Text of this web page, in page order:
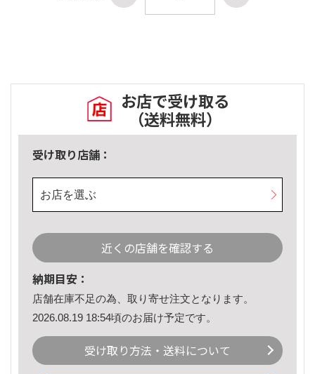
お店で受け取る
（送料無料）
受け取り店舗：
お店を選ぶ
近くの店舗を確認する
納期目安：
店舗在庫不足の為、取り寄せ注文となります。
2026.08.19 18:54頃のお届け予定です。
受け取り方法・送料について